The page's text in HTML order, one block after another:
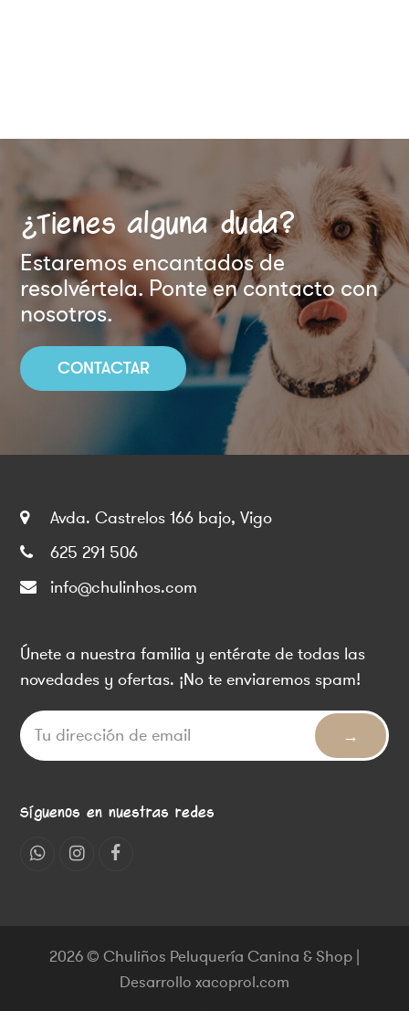
¿Tienes alguna duda?
Estaremos encantados de
resolvértela. Ponte en contacto con
nosotros.
CONTACTAR
Avda. Castrelos 166 bajo, Vigo
625 291 506
info@chulinhos.com
Únete a nuestra familia y entérate de todas las
novedades y ofertas. ¡No te enviaremos spam!
Síguenos en nuestras redes
Whatsapp
InstagramFacebook
2026 © Chuliños Peluquería Canina & Shop |
Desarrollo xacoprol.com